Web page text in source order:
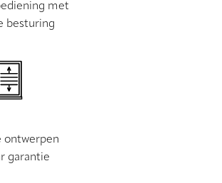
met
besturing
ontwerpen
garantie